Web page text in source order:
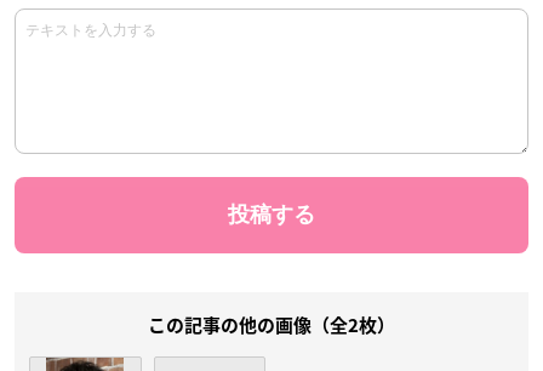
この記事の他の画像（全2枚）